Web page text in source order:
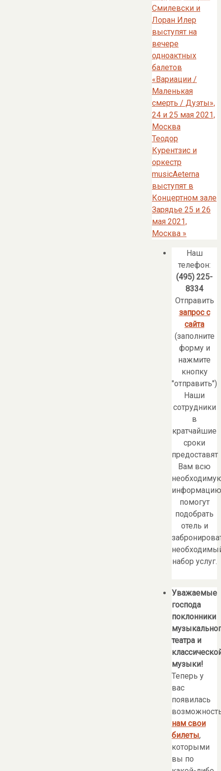
Смилевски и
Лоран Илер
выступят на
вечере
одноактных
балетов
«Вариации /
Маленькая
смерть / Дуэты»,
24 и 25 мая 2021,
Москва
Теодор
Курентзис и
оркестр
musicAeterna
выступят в
Концертном зале
Зарядье 25 и 26
мая 2021,
Москва »
Наш
телефон:
(495) 225-
8334
Отправить
запрос с
сайта
(заполните
форму и
нажмите
кнопку
"отправить")
Наши
сотрудники
в
кратчайшие
сроки
предоставят
Вам всю
помогут
подобрать
отель и
набор услуг.
Уважаемые
господа
поклонники
театра и
музыки!
Теперь у
вас
появилась
нам свои
билеты,
которыми
вы по